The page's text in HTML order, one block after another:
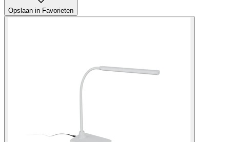
Opslaan in Favorieten